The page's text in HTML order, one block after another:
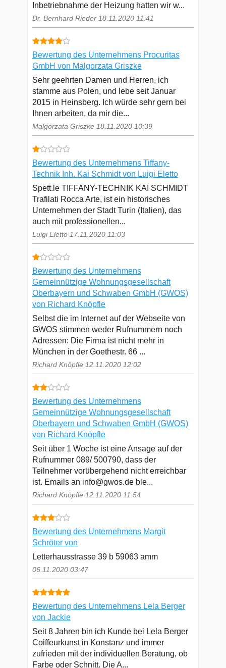
Inbetriebnahme der Heizung hatten wir w...
Dr. Bernhard Rieder 18.11.2020 11:41
Bewertung des Unternehmens Procuritas
GmbH von Malgorzata Griszke
Sehr geehrten Damen und Herren, ich
stamme aus Polen, und lebe seit Januar
2015 in Heinsberg. Ich würde sehr gern bei
Ihnen arbeiten, da mir die...
Malgorzata Griszke 18.11.2020 10:39
Bewertung des Unternehmens Tiffany-
Technik Inh. Kai Schmidt von Luigi Eletto
Spett.le TIFFANY-TECHNIK KAI SCHMIDT
Trafilati Rocca Arte, ist ein historisches
Unternehmen der Stadt Turin (Italien), das
auch mit professionellen...
Luigi Eletto 17.11.2020 11:03
Bewertung des Unternehmens
Gemeinnützige Wohnungsgesellschaft
Oberbayern und Schwaben GmbH (GWOS)
von Richard Knöpfle
Selbst die im Internet auf der Webseite von
GWOS stimmen weder Rufnummern noch
Adressen: Die Firma ist nicht mehr in
München in der Goethestr. 66 ...
Richard Knöpfle 12.11.2020 12:02
Bewertung des Unternehmens
Gemeinnützige Wohnungsgesellschaft
Oberbayern und Schwaben GmbH (GWOS)
von Richard Knöpfle
Seit über 1 Woche ist eine Ansage auf der
Rufnummer 089/ 500790, dass der
Teilnehmer vorübergehend nicht erreichbar
ist. Emails an info@gwos.de ble...
Richard Knöpfle 12.11.2020 11:54
Bewertung des Unternehmens Margit
Schröter von
Letterhausstrasse 39 b 59063 amm
06.11.2020 03:47
Bewertung des Unternehmens Lela Berger
von Jackie
Seit 8 Jahren bin ich Kunde bei Lela Berger
Coiffeurkunst in Konstanz und immer
zufrieden mit der individuellen Beratung, ob
Farbe oder Schnitt. Die A...